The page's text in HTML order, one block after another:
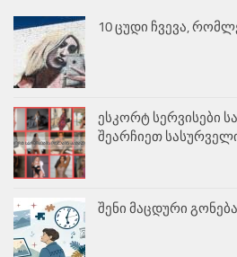
10 ცუდი ჩვევა,
ესკორტ სერვისები
შეარჩიეთ
შენი მაცდური